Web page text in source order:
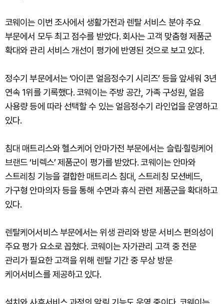
코웨이는 이번 조사에서 생활가전과 렌탈 서비스 분야 주요
부문에서 모두 최고 점수를 받았다. 회사는 고객 맞춤형 제품군
확대와 관리 서비스 개선이 평가에 반영된 것으로 보고 있다.
정수기 부문에서는 ‘아이콘 얼음정수기 시리즈’ 등을 앞세워 3년
연속 1위를 기록했다. 코웨이는 주방 공간, 가족 구성원, 얼음
사용량 등에 따라 선택할 수 있는 얼음정수기 라인업을 운영하고
있다.
침대 매트리스와 헬스케어 안마가전 부문에서는 슬립·힐링케어
브랜드 ‘비렉스’ 제품군이 평가를 받았다. 코웨이는 안마와
스트레칭 기능을 결합한 매트리스 침대, 스트레칭 모션베드,
가구형 안마의자 등을 통해 수면과 휴식 관련 제품군을 확대하고
있다.
렌탈케어서비스 부문에서는 위생 관리와 방문 서비스 편의성이
주요 평가 요소로 꼽혔다. 코웨이는 자가관리 고객 중 전문
관리가 필요한 고객을 위해 렌탈 기간 중 무상 방문
케어서비스를 제공하고 있다.